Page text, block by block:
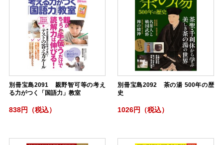
別冊宝島2091 親野智可等の考え
る力がつく「国語力」教室
838円（税込）
別冊宝島2092 茶の湯 500年の歴
史
1026円（税込）